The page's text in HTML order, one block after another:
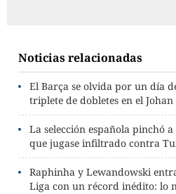
Noticias relacionadas
El Barça se olvida por un día
triplete de dobletes en el
La selección española pinchó
que jugase infiltrado contra
Raphinha y Lewandowski
Liga con un récord inédito: lo